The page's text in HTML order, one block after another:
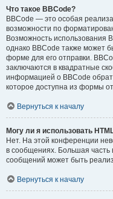
Что такое BBCode?
BBCode — это особая
возможности по
Возможность использования
однако BBCode также может
форме для его отправки.
заключаются в квадратные
информацией о BBCode
которое доступна из формы
Вернуться к началу
Могу ли я использовать
Нет. На этой конференции
в сообщениях. Большая
сообщений может быть
Вернуться к началу